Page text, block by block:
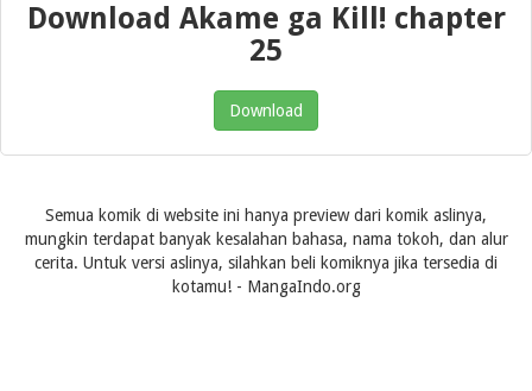
Download Akame ga Kill! chapter
25
Download
Semua komik di website ini hanya preview dari komik aslinya,
mungkin terdapat banyak kesalahan bahasa, nama tokoh, dan alur
cerita. Untuk versi aslinya, silahkan beli komiknya jika tersedia di
kotamu! - MangaIndo.org